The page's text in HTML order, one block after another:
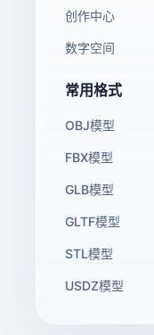
创作中心
数字空间
常用格式
OBJ模型
FBX模型
GLB模型
GLTF模型
STL模型
USDZ模型